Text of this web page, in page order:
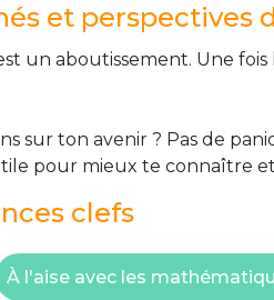
et perspectives
un aboutissement. Une
sur ton avenir ? Pas de
pour mieux te connaître
clefs
À l'aise avec les